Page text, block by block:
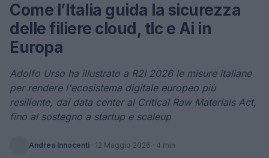
Come l’Italia guida la sicurezza
delle filiere cloud, tlc e Ai in
Europa
Adolfo Urso ha illustrato a R2I 2026 le misure italiane
per rendere l'ecosistema digitale europeo più
resiliente, dai data center al Critical Raw Materials Act,
fino al sostegno a startup e scaleup
Andrea Innocenti · 12 Maggio 2026 · 4 min